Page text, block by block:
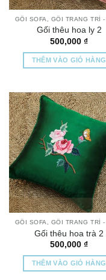
Gối thêu hoa ly 2
500,000 ₫
THÊM VÀO GIỎ HÀNG
Gối thêu hoa trà 2
500,000 ₫
THÊM VÀO GIỎ HÀNG